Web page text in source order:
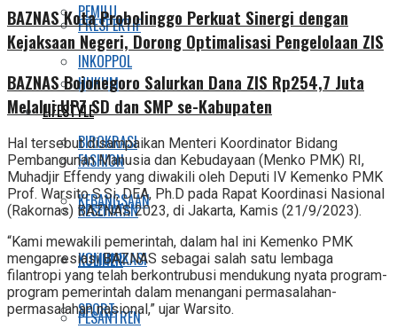
PEMILU
INKOPPOL
LIFESTYLE
FASHION
KESEHATAN
KULINER
SPORT
PRESPEKTIF
HUKUM
BIROKRASI
KEBANGSAAN
KOMUNIKASI
PESANTREN
BAZNAS Kota Probolinggo Perkuat Sinergi dengan
Kejaksaan Negeri, Dorong Optimalisasi Pengelolaan ZIS
BAZNAS Bojonegoro Salurkan Dana ZIS Rp254,7 Juta
Melalui UPZ SD dan SMP se-Kabupaten
Hal tersebut disampaikan Menteri Koordinator Bidang
Pembangunan Manusia dan Kebudayaan (Menko PMK) RI,
Muhadjir Effendy yang diwakili oleh Deputi IV Kemenko PMK
Prof. Warsito S.Si, DEA, Ph.D pada Rapat Koordinasi Nasional
(Rakornas) BAZNAS 2023, di Jakarta, Kamis (21/9/2023).
“Kami mewakili pemerintah, dalam hal ini Kemenko PMK
mengapresiasi BAZNAS sebagai salah satu lembaga
filantropi yang telah berkontrubusi mendukung nyata program-
program pemerintah dalam menangani permasalahan-
permasalahan nasional,” ujar Warsito.